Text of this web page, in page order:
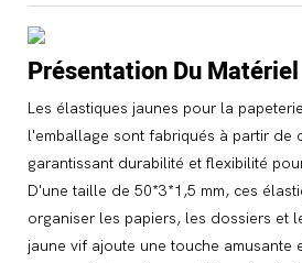
Présentation Du Matériel
Les élastiques jaunes pour la
l'emballage sont fabriqués à partir de
garantissant durabilité et flexibilité
D'une taille de 50*3*1,5 mm, ces
organiser les papiers, les dossiers et
jaune vif ajoute une touche amusante